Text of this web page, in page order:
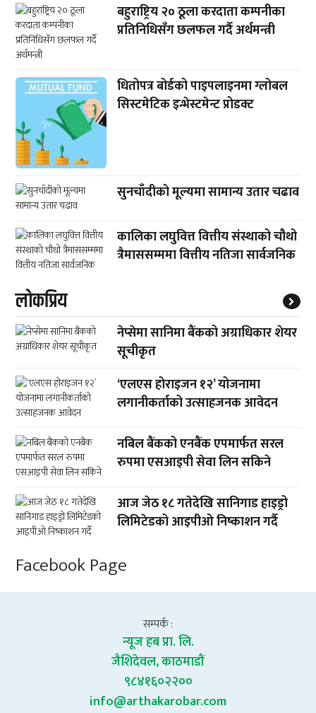
बहुराष्ट्रिय २० ठूला करदाता कम्पनीका
प्रतिनिधिसँग छलफल गर्दै अर्थमन्त्री
धितोपत्र बोर्डको पाइपलाइनमा ग्लोबल
सिस्टमेटिक इन्भेस्टमेन्ट प्रोडक्ट
सुनचाँदीको मूल्यमा सामान्य उतार चढाव
कालिका लघुवित्त वित्तीय संस्थाको चौथो
त्रैमाससम्ममा वित्तीय नतिजा सार्वजनिक
लाेकप्रिय
नेप्सेमा सानिमा बैंकको अग्राधिकार शेयर
सूचीकृत
‘एलएस होराइजन १२’ योजनामा
लगानीकर्ताको उत्साहजनक आवेदन
नबिल बैंकको एनबैंक एपमार्फत सरल
रुपमा एसआइपी सेवा लिन सकिने
आज जेठ १८ गतेदेखि सानिगाड हाइड्रो
लिमिटेडको आइपीओ निष्काशन गर्दै
Facebook Page
सम्पर्क :
न्यूज हब प्रा. लि.
जैशिदेवल, काठमाडौं
९८४१६०२२००
info@arthakarobar.com